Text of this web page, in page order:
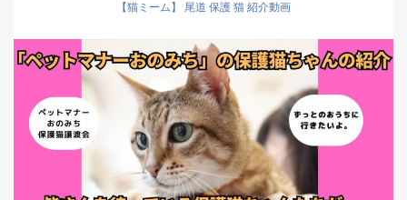
【猫ミーム】 尾道 保護 猫 紹介動画